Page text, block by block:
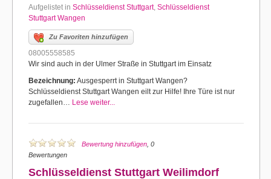
Aufgelistet in Schlüsseldienst Stuttgart, Schlüsseldienst
Stuttgart Wangen
Zu Favoriten hinzufügen
08005558585
Wir sind auch in der Ulmer Straße in Stuttgart im Einsatz
Bezeichnung: Ausgesperrt in Stuttgart Wangen?
Schlüsseldienst Stuttgart Wangen eilt zur Hilfe! Ihre Türe ist nur
zugefallen… Lese weiter...
Bewertung hinzufügen , 0
Bewertungen
Schlüsseldienst Stuttgart Weilimdorf